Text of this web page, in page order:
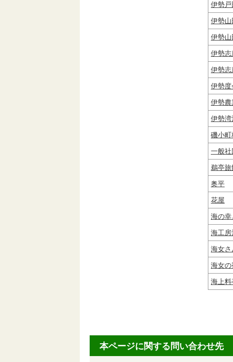
伊勢
伊勢山
伊勢山
伊勢
伊勢
伊勢
伊勢農
伊勢
磯小町
一般
鵜亭旅
奥平
花屋
海の
海工房
海女さ
海女の
海上
本ページに関する問い合わせ先